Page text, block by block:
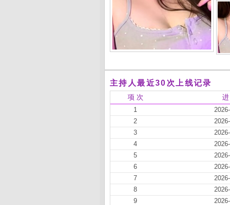
主持人最近30次上线记录
项 次
1
2
3
4
5
6
7
8
9